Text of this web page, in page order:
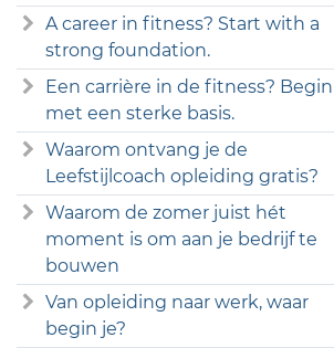
A career in fitness? Start with a
strong foundation.
Een carrière in de fitness? Begin
met een sterke basis.
Waarom ontvang je de
Leefstijlcoach opleiding gratis?
Waarom de zomer juist hét
moment is om aan je bedrijf te
bouwen
Van opleiding naar werk, waar
begin je?